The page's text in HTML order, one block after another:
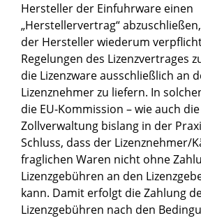
Hersteller der Einfuhrware einen
„Herstellervertrag“
der Hersteller wiederum
Regelungen des Lizenzvertrages
die Lizenzware ausschließlich an
Lizenznehmer zu liefern. In
die EU-Kommission – wie auch
Zollverwaltung bislang in der
Schluss, dass der Lizenznehmer/
fraglichen Waren nicht ohne
Lizenzgebühren an den
kann. Damit erfolgt die Zahlung
Lizenzgebühren nach den